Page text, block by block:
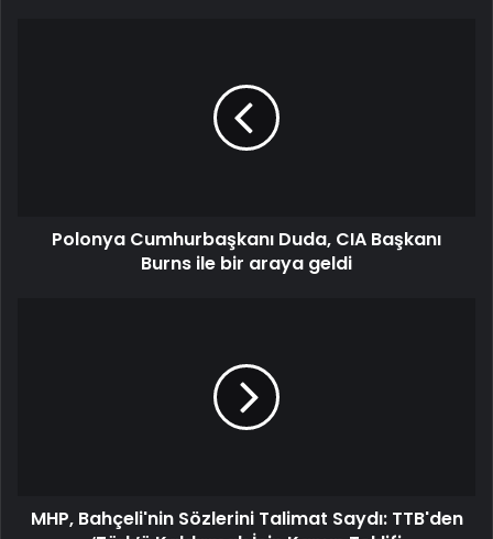
Polonya Cumhurbaşkanı Duda, CIA Başkanı
Burns ile bir araya geldi
MHP, Bahçeli'nin Sözlerini Talimat Saydı: TTB'den